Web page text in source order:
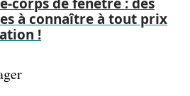
à connaître à tout prix
!